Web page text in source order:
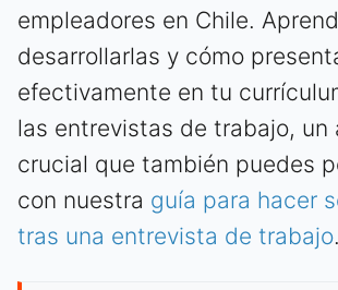
empleadores en Chile.
desarrollarlas y cómo
efectivamente en tu
las entrevistas de trabajo, un
crucial que también puedes
con nuestra guía para hacer
tras una entrevista de trabajo.